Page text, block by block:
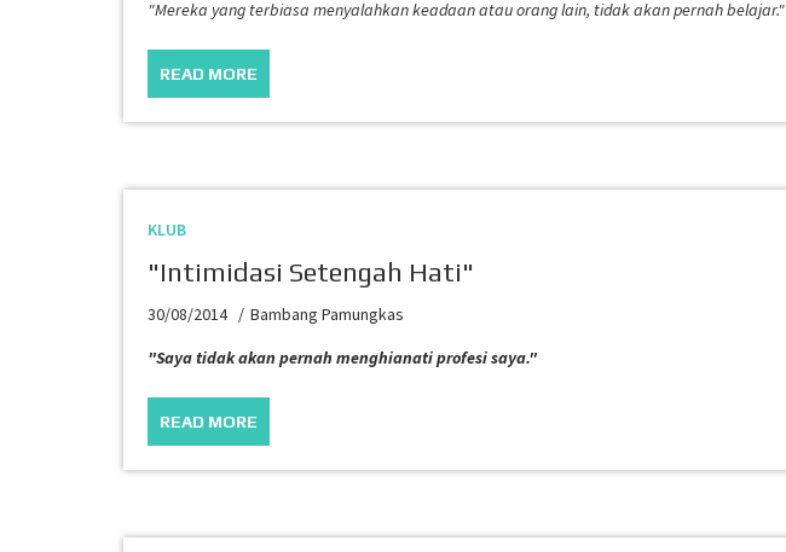
"Mereka yang terbiasa menyalahkan keadaan atau orang lain, tidak akan pernah belajar."
READ MORE
KLUB
"Intimidasi Setengah Hati"
30/08/2014
Bambang Pamungkas
"Saya tidak akan pernah menghianati profesi saya."
READ MORE